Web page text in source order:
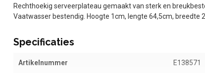
Rechthoekig serveerplateau gemaakt van sterk en
Vaatwasser bestendig. Hoogte 1cm, lengte 64,5cm, breedte
Specificaties
Artikelnummer E138571